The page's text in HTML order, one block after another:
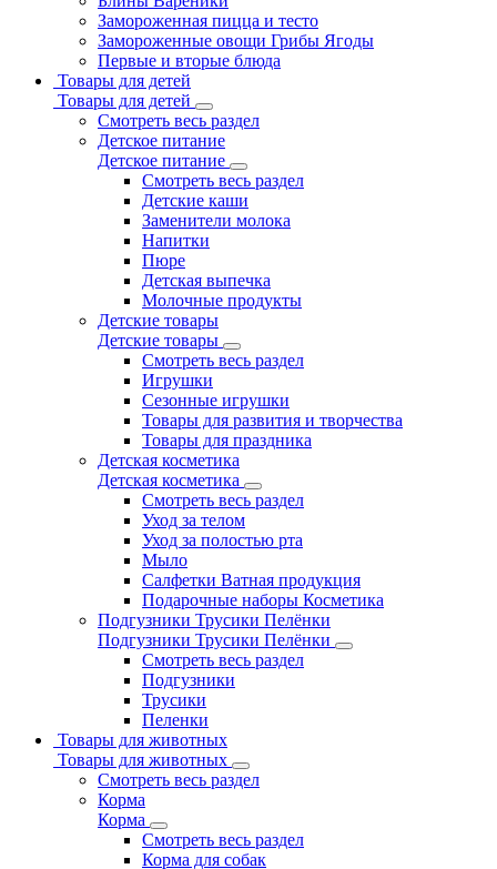
Замороженная пицца и тесто
Замороженные овощи Грибы Ягоды
Первые и вторые блюда
Товары для детей
Товары для детей
Смотреть весь раздел
Детское питание
Детское питание
Смотреть весь раздел
Детские каши
Заменители молока
Напитки
Пюре
Детская выпечка
Молочные продукты
Детские товары
Детские товары
Смотреть весь раздел
Игрушки
Сезонные игрушки
Товары для развития и творчества
Товары для праздника
Детская косметика
Детская косметика
Смотреть весь раздел
Уход за телом
Уход за полостью рта
Мыло
Салфетки Ватная продукция
Подарочные наборы Косметика
Подгузники Трусики Пелёнки
Подгузники Трусики Пелёнки
Смотреть весь раздел
Подгузники
Трусики
Пеленки
Товары для животных
Товары для животных
Смотреть весь раздел
Корма
Корма
Смотреть весь раздел
Корма для собак